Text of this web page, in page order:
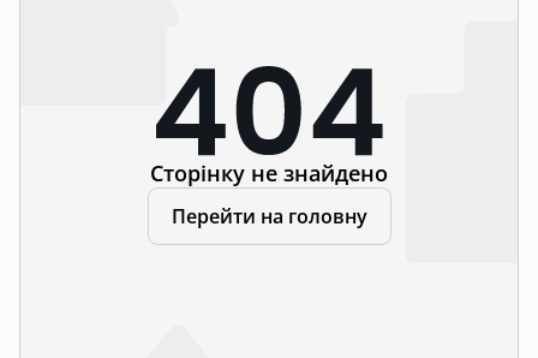
Сторінку не знайдено
Перейти на головну